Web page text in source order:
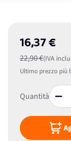
16,37 €
22,90 €(IVA
Ultimo prezzo più
Quantità